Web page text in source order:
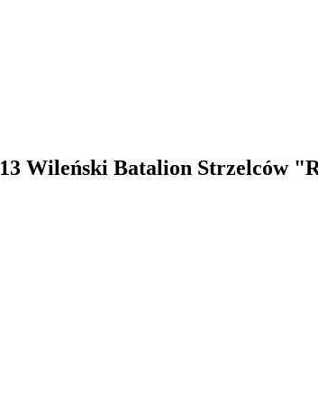
13 Wileński Batalion Strzelców